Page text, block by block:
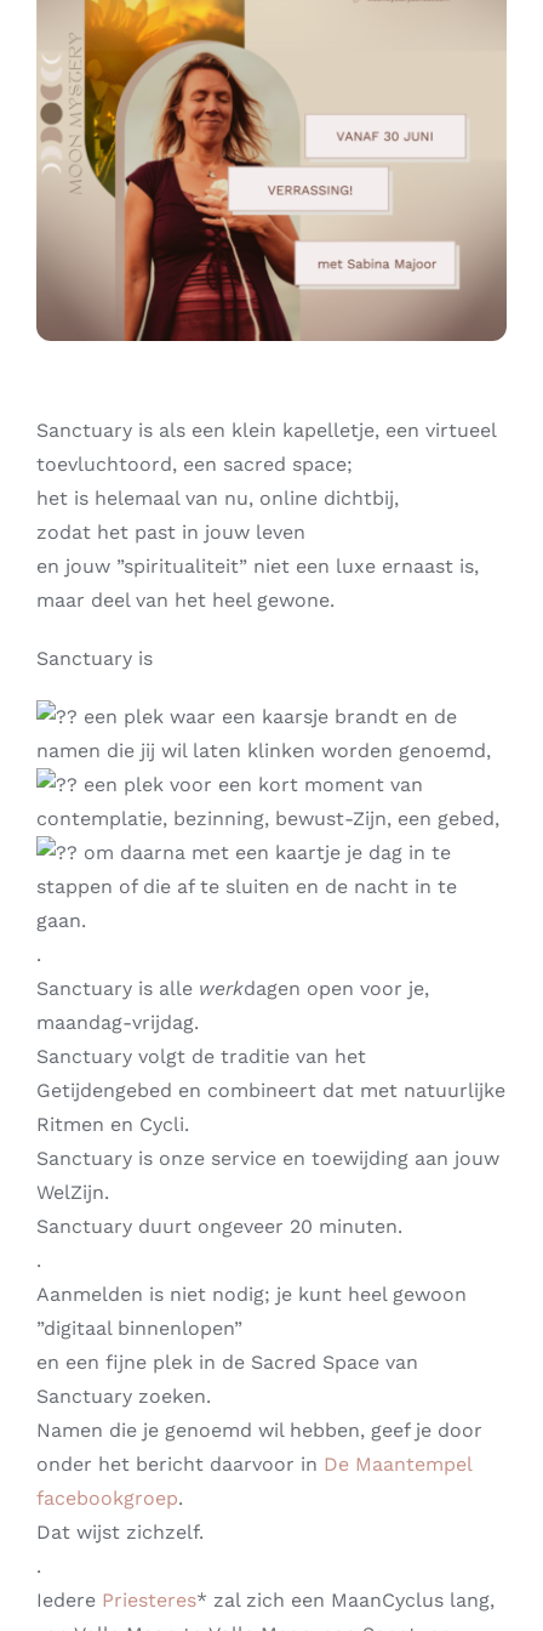
Contact
Zoeken
naar:
Sanctuary is als een klein kapelletje, een virtueel
toevluchtoord, een sacred space;
het is helemaal van nu, online dichtbij,
zodat het past in jouw leven
en jouw ”spiritualiteit” niet een luxe ernaast is,
maar deel van het heel gewone.
Sanctuary is
een plek waar een kaarsje brandt en de
namen die jij wil laten klinken worden genoemd,
een plek voor een kort moment van
contemplatie, bezinning, bewust-Zijn, een gebed,
om daarna met een kaartje je dag in te
stappen of die af te sluiten en de nacht in te
gaan.
.
Sanctuary is alle werkdagen open voor je,
maandag-vrijdag.
Sanctuary volgt de traditie van het
Getijdengebed en combineert dat met natuurlijke
Ritmen en Cycli.
Sanctuary is onze service en toewijding aan jouw
WelZijn.
Sanctuary duurt ongeveer 20 minuten.
.
Aanmelden is niet nodig; je kunt heel gewoon
”digitaal binnenlopen”
en een fijne plek in de Sacred Space van
Sanctuary zoeken.
Namen die je genoemd wil hebben, geef je door
onder het bericht daarvoor in De Maantempel
facebookgroep.
Dat wijst zichzelf.
.
Iedere Priesteres* zal zich een MaanCyclus lang,